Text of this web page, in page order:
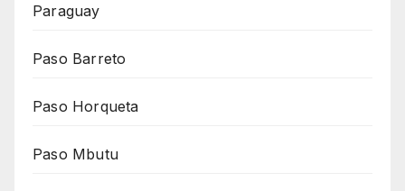
Paraguay
Paso Barreto
Paso Horqueta
Paso Mbutu